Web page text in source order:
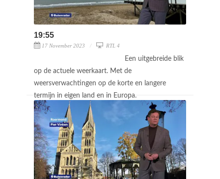
19:55
17 November 2023 RTL 4
Een uitgebreide blik
op de actuele weerkaart. Met de
weersverwachtingen op de korte en langere
termijn in eigen land en in Europa.